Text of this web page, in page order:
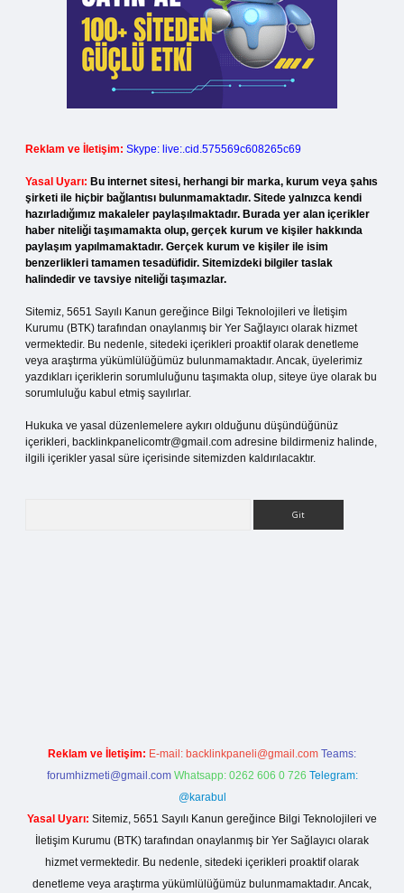
Reklam ve İletişim: Skype: live:.cid.575569c608265c69
Yasal Uyarı: Bu internet sitesi, herhangi bir marka, kurum veya şahıs
şirketi ile hiçbir bağlantısı bulunmamaktadır. Sitede yalnızca kendi
hazırladığımız makaleler paylaşılmaktadır. Burada yer alan içerikler
haber niteliği taşımamakta olup, gerçek kurum ve kişiler hakkında
paylaşım yapılmamaktadır. Gerçek kurum ve kişiler ile isim
benzerlikleri tamamen tesadüfidir. Sitemizdeki bilgiler taslak
halindedir ve tavsiye niteliği taşımazlar.
Sitemiz, 5651 Sayılı Kanun gereğince Bilgi Teknolojileri ve İletişim
Kurumu (BTK) tarafından onaylanmış bir Yer Sağlayıcı olarak hizmet
vermektedir. Bu nedenle, sitedeki içerikleri proaktif olarak denetleme
veya araştırma yükümlülüğümüz bulunmamaktadır. Ancak, üyelerimiz
yazdıkları içeriklerin sorumluluğunu taşımakta olup, siteye üye olarak bu
sorumluluğu kabul etmiş sayılırlar.
Hukuka ve yasal düzenlemelere aykırı olduğunu düşündüğünüz
içerikleri, backlinkpanelicomtr@gmail.com adresine bildirmeniz halinde,
ilgili içerikler yasal süre içerisinde sitemizden kaldırılacaktır.
Reklam ve İletişim: E-mail: backlinkpaneli@gmail.com Teams:
forumhizmeti@gmail.com Whatsapp: 0262 606 0 726 Telegram:
@karabul
Yasal Uyarı: Sitemiz, 5651 Sayılı Kanun gereğince Bilgi Teknolojileri ve
İletişim Kurumu (BTK) tarafından onaylanmış bir Yer Sağlayıcı olarak
hizmet vermektedir. Bu nedenle, sitedeki içerikleri proaktif olarak
denetleme veya araştırma yükümlülüğümüz bulunmamaktadır. Ancak,